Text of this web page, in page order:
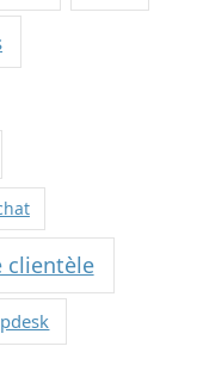
clientèle